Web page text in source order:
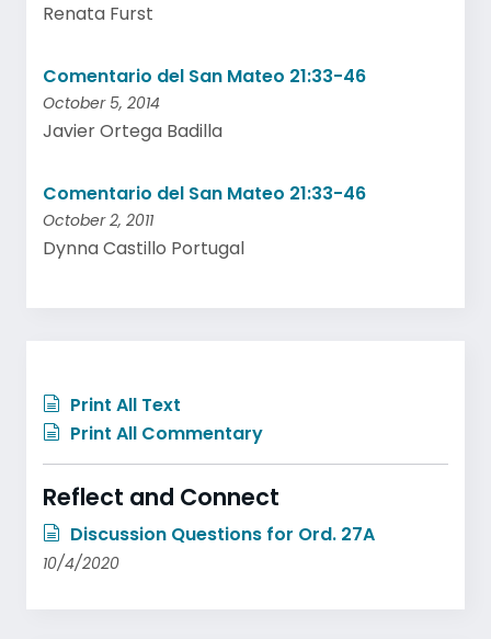
Renata Furst
Comentario del San Mateo 21:33-46
October 5, 2014
Javier Ortega Badilla
Comentario del San Mateo 21:33-46
October 2, 2011
Dynna Castillo Portugal
Print All Text
Print All Commentary
Reflect and Connect
Discussion Questions for Ord. 27A
10/4/2020